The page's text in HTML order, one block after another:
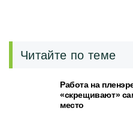
Читайте по теме
Работа на
«скрещивают»
место